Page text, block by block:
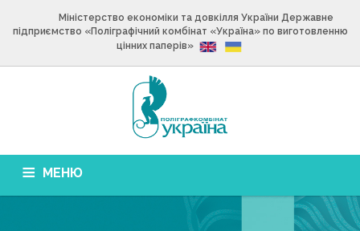
Міністерство економіки та довкілля України Державне
підприємство «Поліграфічний комбінат «Україна» по виготовленню
цінних паперів»
МЕНЮ
ПРО ПІДПРИЄМСТВО ВИРОБНИЦТВО